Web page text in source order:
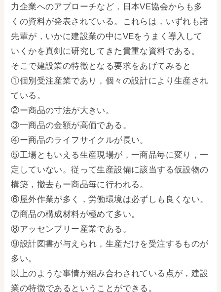
力企業へのアプローチなど，
日本VE協会からも多
くの資料が発表されている。これらは，いずれも諸
先輩が，いかに建設業の中にVEをうまく導入して
いくかを真剣に研究してきた貴重な資料である。
そこで建設業の特徴となる要求をあげてみると
①個別受注産業であり，個々の設計により生産され
ている。
②ー商品の寸法が大きい。
③一商品の金額が高価である。
④ー商品のライフサイクルが長い。
⑤工場ともいえる生産現場が，一商品毎に変り，一
定していない。従って生産設備に該当する仮設物の
構築，撤去もー商品毎に行われる。
⑥屋外作業が多く，労働環境は必ずしも良くない。
⑦商品の構成材料が極めて多い。
⑧アッセンブリー産業である。
⑨設計図書が与えられ，生産だけを受注するものが
多い。
以上のような事情が組み合わされている点が，建設
業の特徴であるということができる。